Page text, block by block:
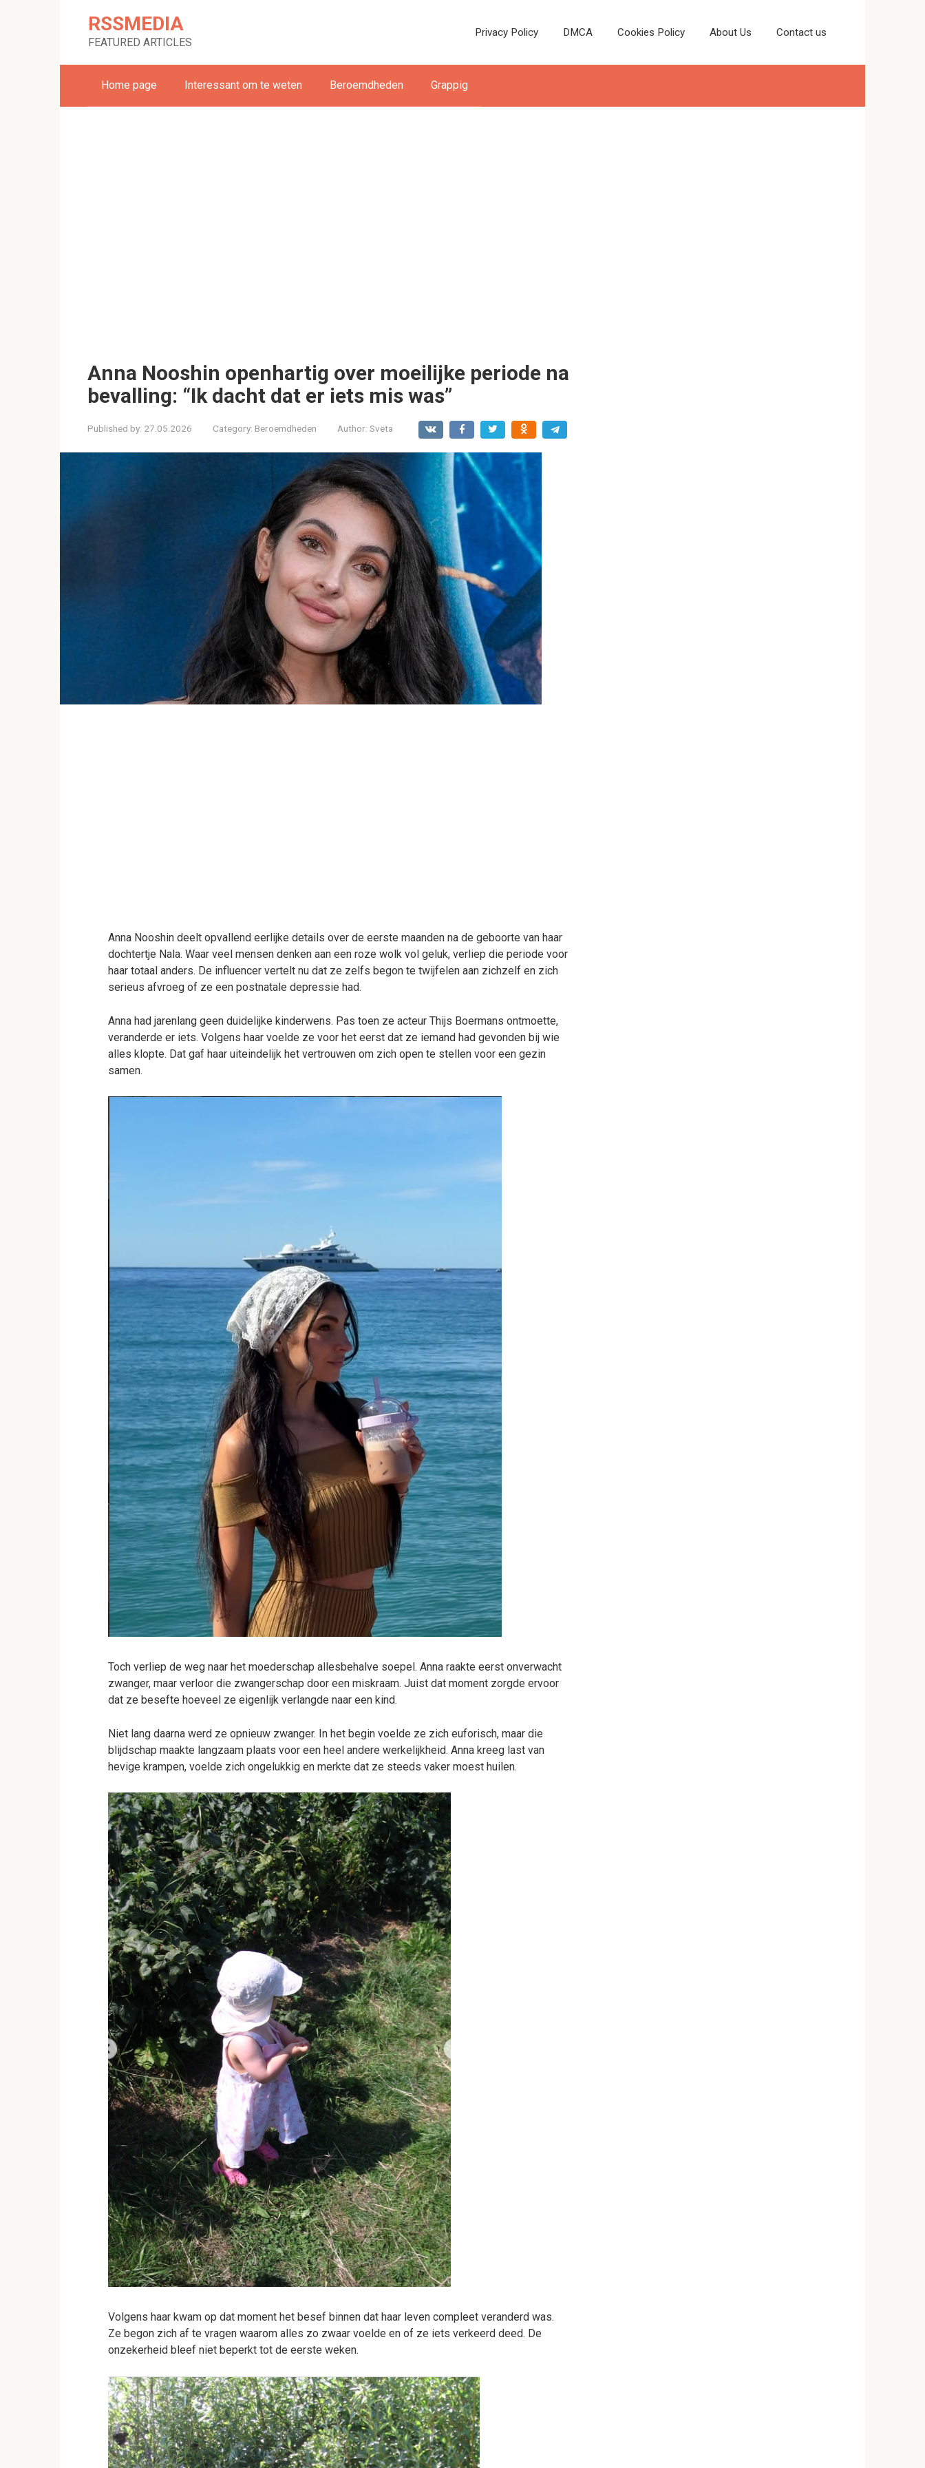
RSSMEDIA
FEATURED ARTICLES
Privacy Policy DMCA Cookies Policy About Us Contact us
Home page Interessant om te weten Beroemdheden Grappig
Anna Nooshin openhartig over moeilijke periode na
bevalling: “Ik dacht dat er iets mis was”
Published by: 27.05.2026 Category: Beroemdheden Author: Sveta
Anna Nooshin deelt opvallend eerlijke details over de eerste maanden na de geboorte van haar
dochtertje Nala. Waar veel mensen denken aan een roze wolk vol geluk, verliep die periode voor
haar totaal anders. De influencer vertelt nu dat ze zelfs begon te twijfelen aan zichzelf en zich
serieus afvroeg of ze een postnatale depressie had.
Anna had jarenlang geen duidelijke kinderwens. Pas toen ze acteur Thijs Boermans ontmoette,
veranderde er iets. Volgens haar voelde ze voor het eerst dat ze iemand had gevonden bij wie
alles klopte. Dat gaf haar uiteindelijk het vertrouwen om zich open te stellen voor een gezin
samen.
Toch verliep de weg naar het moederschap allesbehalve soepel. Anna raakte eerst onverwacht
zwanger, maar verloor die zwangerschap door een miskraam. Juist dat moment zorgde ervoor
dat ze besefte hoeveel ze eigenlijk verlangde naar een kind.
Niet lang daarna werd ze opnieuw zwanger. In het begin voelde ze zich euforisch, maar die
blijdschap maakte langzaam plaats voor een heel andere werkelijkheid. Anna kreeg last van
hevige krampen, voelde zich ongelukkig en merkte dat ze steeds vaker moest huilen.
Volgens haar kwam op dat moment het besef binnen dat haar leven compleet veranderd was.
Ze begon zich af te vragen waarom alles zo zwaar voelde en of ze iets verkeerd deed. De
onzekerheid bleef niet beperkt tot de eerste weken.